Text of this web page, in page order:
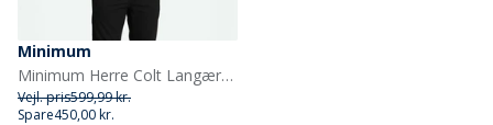
Minimum
Minimum Herre Colt Langærmet Skjorte 687 Navy Blazer
Vejl. pris599,99 kr.
Spare450,00 kr.